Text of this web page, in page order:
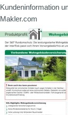
Kundeninformation
Makler.com